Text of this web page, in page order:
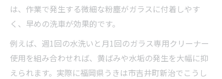
は、作業で発生する微細な粉塵がガラスに付着しやす
く、早めの洗車が効果的です。
例えば、週1回の水洗いと月1回のガラス専用クリーナー
使用を組み合わせれば、黄ばみや水垢の発生を大幅に抑
えられます。実際に福岡県うきは市吉井町新治でこうし